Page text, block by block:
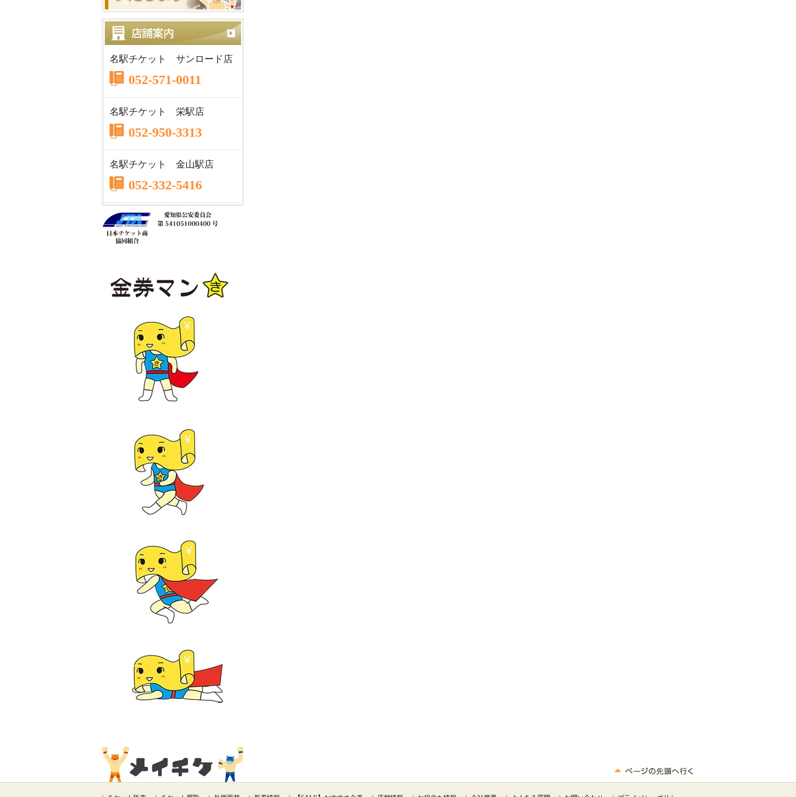
名駅チケット サンロード店
052-571-0011
名駅チケット 栄駅店
052-950-3313
名駅チケット 金山駅店
052-332-5416